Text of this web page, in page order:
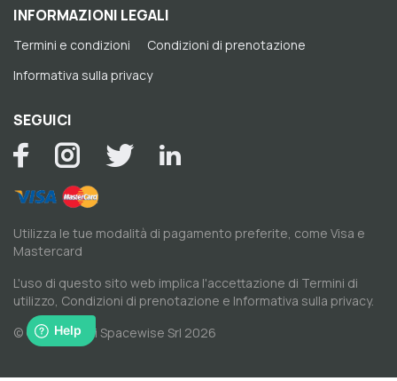
INFORMAZIONI LEGALI
Termini e condizioni
Condizioni di prenotazione
Informativa sulla privacy
SEGUICI
Utilizza le tue modalità di pagamento preferite, come Visa e
Mastercard
L'uso di questo sito web implica l'accettazione di Termini di
utilizzo, Condizioni di prenotazione e Informativa sulla privacy.
© Copyright di Spacewise Srl 2026